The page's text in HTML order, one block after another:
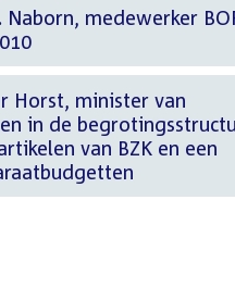
medewerker
Horst, minister van
in de
van BZK en een